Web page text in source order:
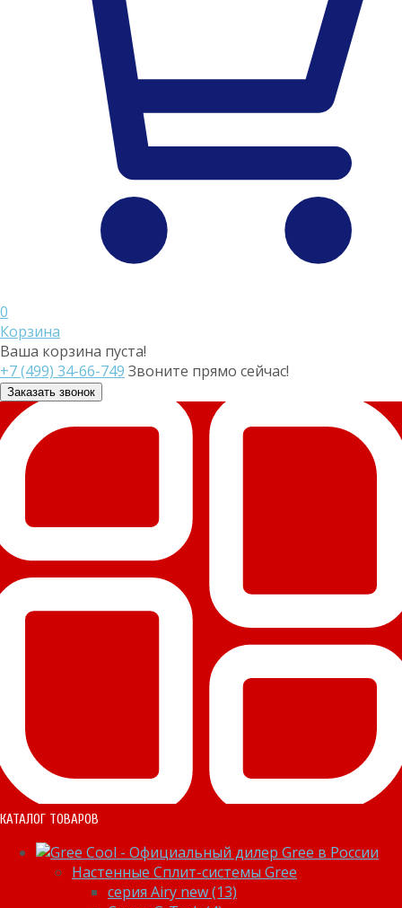
0
Корзина
Ваша корзина пуста!
+7 (499) 34-66-749 Звоните прямо сейчас!
Заказать звонок
КАТАЛОГ ТОВАРОВ
Настенные Сплит-системы Gree
серия Airy new (13)